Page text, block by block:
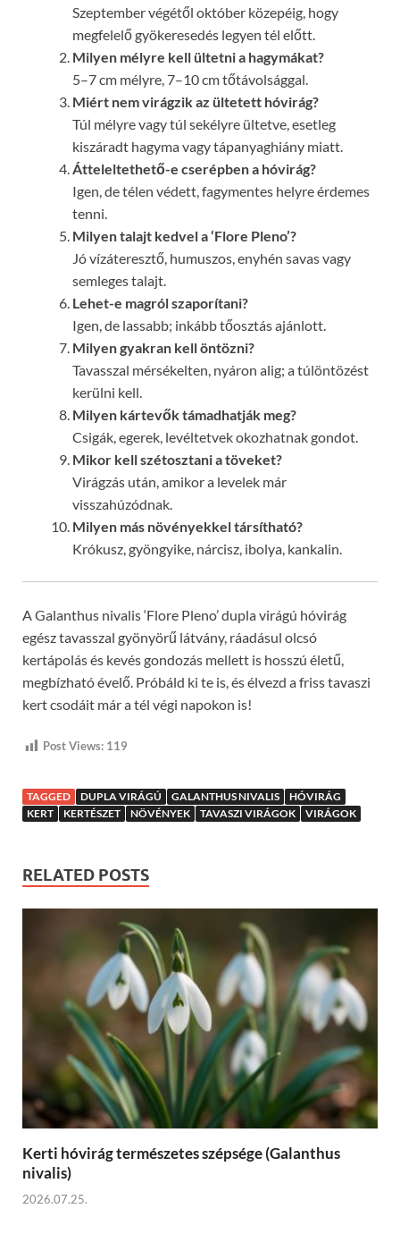
Szeptember végétől október közepéig, hogy
megfelelő gyökeresedés legyen tél előtt.
Milyen mélyre kell ültetni a hagymákat?
5–7 cm mélyre, 7–10 cm tőtávolsággal.
Miért nem virágzik az ültetett hóvirág?
Túl mélyre vagy túl sekélyre ültetve, esetleg
kiszáradt hagyma vagy tápanyaghiány miatt.
Átteleltethető-e cserépben a hóvirág?
Igen, de télen védett, fagymentes helyre érdemes
tenni.
Milyen talajt kedvel a ‘Flore Pleno’?
Jó vízáteresztő, humuszos, enyhén savas vagy
semleges talajt.
Lehet-e magról szaporítani?
Igen, de lassabb; inkább tőosztás ajánlott.
Milyen gyakran kell öntözni?
Tavasszal mérsékelten, nyáron alig; a túlöntözést
kerülni kell.
Milyen kártevők támadhatják meg?
Csigák, egerek, levéltetvek okozhatnak gondot.
Mikor kell szétosztani a töveket?
Virágzás után, amikor a levelek már
visszahúzódnak.
Milyen más növényekkel társítható?
Krókusz, gyöngyike, nárcisz, ibolya, kankalin.
A Galanthus nivalis ‘Flore Pleno’ dupla virágú hóvirág
egész tavasszal gyönyörű látvány, ráadásul olcsó
kertápolás és kevés gondozás mellett is hosszú életű,
megbízható évelő. Próbáld ki te is, és élvezd a friss tavaszi
kert csodáit már a tél végi napokon is!
Post Views: 119
TAGGED DUPLA VIRÁGÚ GALANTHUS NIVALIS
HÓVIRÁG
KERT
KERTÉSZET NÖVÉNYEK TAVASZI VIRÁGOK VIRÁGOK
RELATED POSTS
Kerti hóvirág természetes szépsége (Galanthus
nivalis)
2026.07.25.